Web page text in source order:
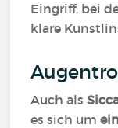
Eingriff, bei
klare
Auch als
es sich um